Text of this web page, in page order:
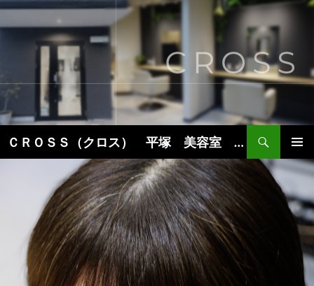
コ
ン
ス
キ
ッ
プ
ＣＲＯＳＳ（クロス） 平塚 美容室 美容院 ヘアサロン
索
メインメ
ニュー